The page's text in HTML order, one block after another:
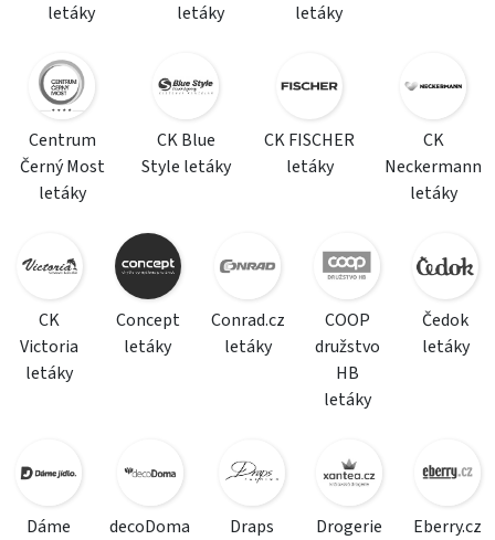
letáky
letáky
letáky
Centrum
Černý Most
letáky
CK Blue
Style letáky
CK FISCHER
letáky
CK
Neckermann
letáky
CK
Victoria
letáky
Concept
letáky
Conrad.cz
letáky
COOP
družstvo
HB
letáky
Čedok
letáky
Dáme
decoDoma
Draps
Drogerie
Eberry.cz